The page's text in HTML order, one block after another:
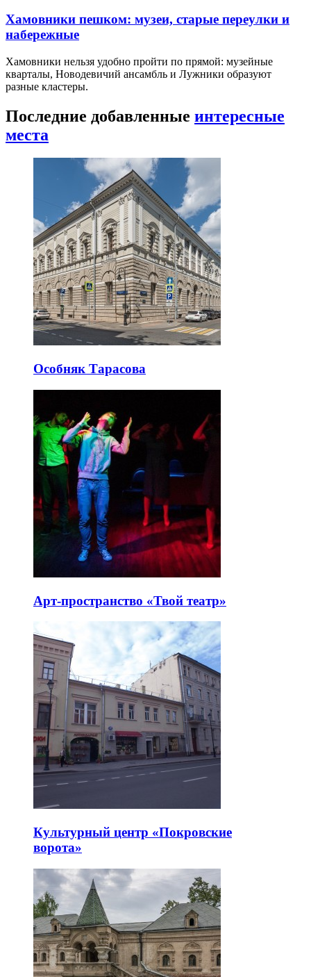
Хамовники пешком: музеи, старые переулки и
набережные
Хамовники нельзя удобно пройти по прямой: музейные
кварталы, Новодевичий ансамбль и Лужники образуют
разные кластеры.
Последние добавленные интересные
места
Особняк Тарасова
Арт-пространство «Твой театр»
Культурный центр «Покровские
ворота»